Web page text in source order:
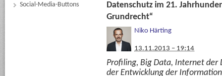
Social-Media-Buttons
Datenschutz im 21.
Grundrecht“
Niko Härting
13.11.2013 – 19:14
Profiling, Big Data, Internet der
der Entwicklung der